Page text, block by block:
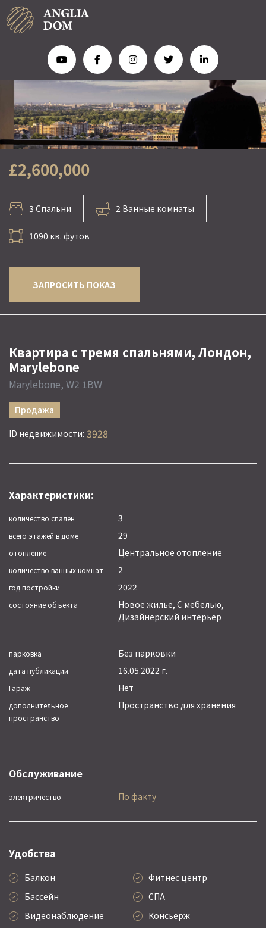
£2,600,000
3 Спальни 2 Ванные комнаты
1090 кв. футов
ЗАПРОСИТЬ ПОКАЗ
Квартира с тремя спальнями, Лондон,
Marylebone
Marylebone, W2 1BW
Продажа
ID недвижимости: 3928
Характеристики:
количество спален 3
всего этажей в доме 29
отопление Центральное отопление
количество ванных комнат 2
год постройки 2022
состояние объекта
Новое жилье, С мебелью,
Дизайнерский интерьер
парковка Без парковки
дата публикации 16.05.2022 г.
Гараж Нет
дополнительное
пространство
Пространство для хранения
Обслуживание
электричество По факту
Удобства
Балкон
Фитнес центр
Бассейн
СПА
Видеонаблюдение
Консьерж